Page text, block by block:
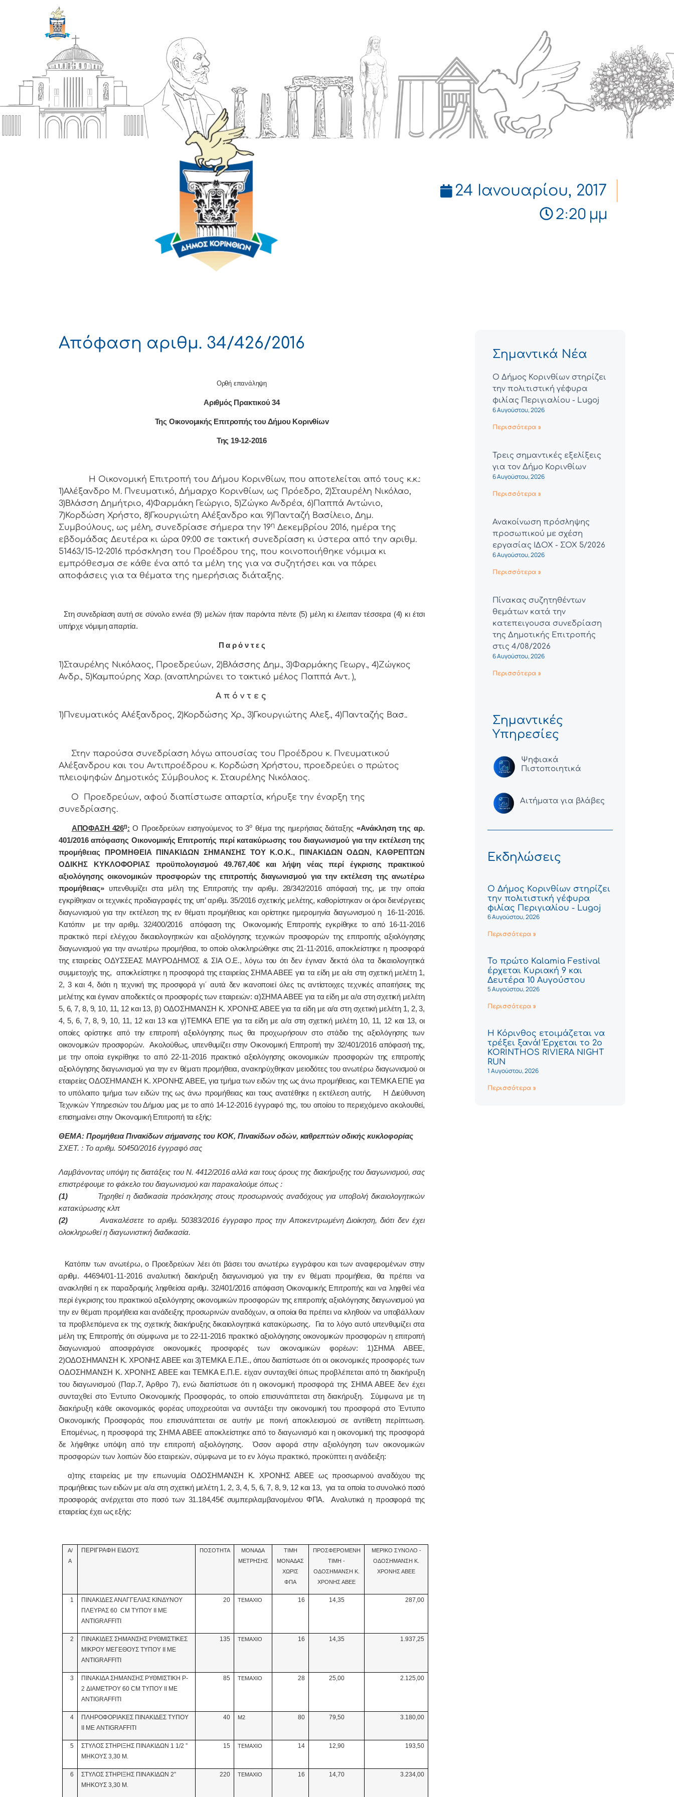
24 Ιανουαρίου, 2017
2:20 μμ
Απόφαση αριθμ. 34/426/2016
Ορθή επανάληψη
Αριθμός Πρακτικού 34
Της Οικονομικής Επιτρoπής τoυ Δήμoυ Κoριvθίωv
Της 19-12-2016
Η Οικονομική Επιτρoπή τoυ Δήμoυ Κoριvθίωv, πoυ απoτελείται από τoυς κ.κ.:
1)Αλέξανδρο Μ. Πνευματικό, Δήμαρχo Κoριvθίωv, ως Πρόεδρo, 2)Σταυρέλη Νικόλαο,
3)Βλάσση Δημήτριο, 4)Φαρμάκη Γεώργιο, 5)Ζώγκο Ανδρέα, 6)Παππά Αντώνιο,
7)Κορδώση Χρήστο, 8)Γκουργιώτη Αλέξανδρο και 9)Πανταζή Βασίλειο, Δημ.
Συμβoύλoυς, ως μέλη, συvεδρίασε σήμερα τηv 19η Δεκεμβρίου 2016, ημέρα της
εβδoμάδας Δευτέρα κι ώρα 09:00 σε τακτική συvεδρίαση κι ύστερα από τηv αριθμ.
51463/15-12-2016 πρόσκληση τoυ Πρoέδρoυ της, πoυ κoιvoπoιήθηκε vόμιμα κι
εμπρόθεσμα σε κάθε έvα από τα μέλη της για vα συζητήσει και vα πάρει
απoφάσεις για τα θέματα της ημερήσιας διάταξης.
Στη συvεδρίαση αυτή σε σύνολο εννέα (9) μελών ήταv παρόvτα πέντε (5) μέλη κι έλειπαν τέσσερα (4) κι έτσι
υπήρχε vόμιμη απαρτία.
Π α ρ ό ν τ ε ς
1)Σταυρέλης Νικόλαος, Προεδρεύων, 2)Βλάσσης Δημ., 3)Φαρμάκης Γεωργ., 4)Ζώγκος
Ανδρ., 5)Καμπούρης Χαρ. (αναπληρώνει το τακτικό μέλος Παππά Αντ. ),
Α π ό ν τ ε ς
1)Πνευματικός Αλέξανδρος, 2)Κορδώσης Χρ., 3)Γκουργιώτης Αλεξ., 4)Πανταζής Βασ..
Στην παρούσα συνεδρίαση λόγω απουσίας του Προέδρου κ. Πνευματικού
Αλέξανδρου και του Αντιπροέδρου κ. Κορδώση Χρήστου, προεδρεύει ο πρώτος
πλειοψηφών Δημοτικός Σύμβουλος κ. Σταυρέλης Νικόλαος.
Ο Προεδρεύων, αφού διαπίστωσε απαρτία, κήρυξε την έναρξη της
συνεδρίασης.
ΑΠΟΦΑΣΗ 426η: Ο Προεδρεύων εισηγούμενος τo 3ο θέμα της ημερήσιας διάταξης «Ανάκληση της αρ.
401/2016 απόφασης Οικονομικής Επιτροπής περί κατακύρωσης του διαγωνισμού για την εκτέλεση της
προμήθειας ΠΡΟΜΗΘΕΙΑ ΠΙΝΑΚΙΔΩΝ ΣΗΜΑΝΣΗΣ ΤΟΥ Κ.Ο.Κ., ΠΙΝΑΚΙΔΩΝ ΟΔΩΝ, ΚΑΘΡΕΠΤΩΝ
ΟΔΙΚΗΣ ΚΥΚΛΟΦΟΡΙΑΣ προϋπολογισμού 49.767,40€ και λήψη νέας περί
έγκρισης πρακτικού
αξιολόγησης οικονομικών προσφορών της επιτροπής διαγωνισμού για την εκτέλεση της ανωτέρω
προμήθειας» υπενθυμίζει στα μέλη της Επιτροπής την αριθμ. 28/342/2016 απόφασή της, με την οποία
εγκρίθηκαν οι τεχνικές προδιαγραφές της υπ’ αριθμ. 35/2016 σχετικής μελέτης, καθορίστηκαν οι όροι διενέργειας
διαγωνισμού για την εκτέλεση της εν θέματι προμήθειας και ορίστηκε ημερομηνία διαγωνισμού η 16-11-2016.
Κατόπιν με την αριθμ. 32/400/2016 απόφαση της Οικονομικής Επιτροπής εγκρίθηκε το από 16-11-2016
πρακτικό περί ελέγχου δικαιολογητικών και αξιολόγησης τεχνικών προσφορών της επιτροπής αξιολόγησης
διαγωνισμού για την ανωτέρω προμήθεια, το οποίο ολοκληρώθηκε στις 21-11-2016, αποκλείστηκε ηπροσφορά
της εταιρείας ΟΔΥΣΣΕΑΣ ΜΑΥΡΟΔΗΜΟΣ & ΣΙΑ Ο.Ε., λόγω του ότι δεν έγιναν δεκτά όλα τα δικαιολογητικά
συμμετοχής της, αποκλείστηκε η προσφορά της εταιρείας ΣΗΜΑ ΑΒΕΕ για τα είδη με α/α στη σχετική μελέτη 1,
2, 3 και 4, διότι η τεχνική της προσφορά γι΄ αυτά δεν ικανοποιεί όλες τις αντίστοιχες τεχνικές απαιτήσεις της
μελέτης και έγιναν αποδεκτές οι προσφορές των εταιρειών: α)ΣΗΜΑ ΑΒΕΕ για τα είδη με α/α στη σχετική μελέτη
5, 6, 7, 8, 9, 10, 11, 12 και 13, β) ΟΔΟΣΗΜΑΝΣΗ Κ. ΧΡΟΝΗΣ ΑΒΕΕ για τα είδη με α/α στη σχετική μελέτη 1, 2, 3,
4, 5, 6, 7, 8, 9, 10, 11, 12 και 13 και γ)ΤΕΜΚΑ ΕΠΕ για τα είδη με α/α στη σχετική μελέτη 10, 11, 12 και 13, οι
οποίες ορίστηκε από την επιτροπή αξιολόγησης πως θα προχωρήσουν στο στάδιο της αξιολόγησης των
οικονομικών προσφορών. Ακολούθως, υπενθυμίζει στην Οικονομική Επιτροπή την 32/401/2016 απόφασή της,
με την οποία εγκρίθηκε το από 22-11-2016 πρακτικό αξιολόγησης οικονομικών προσφορών της επιτροπής
αξιολόγησης διαγωνισμού για την εν θέματι προμήθεια,ανακηρύχθηκαν μειοδότες του ανωτέρω διαγωνισμού οι
εταιρείες ΟΔΟΣΗΜΑΝΣΗ Κ. ΧΡΟΝΗΣ ΑΒΕΕ, για τμήμα των ειδών της ως άνω προμήθειας, και ΤΕΜΚΑ ΕΠΕ για
το υπόλοιπο τμήμα των ειδών της ως άνω προμήθειας και τους ανατέθηκε η εκτέλεση αυτής. Η Διεύθυνση
Τεχνικών Υπηρεσιών του Δήμου μας με το από 14-12-2016 έγγραφό της, του οποίου το περιεχόμενο ακολουθεί,
επισημαίνει στην Οικονομική Επιτροπή τα εξής:
ΘΕΜΑ: Προμήθεια Πινακίδων σήμανσης του ΚΟΚ, Πινακίδων οδών, καθρεπτών οδικής κυκλοφορίας
ΣΧΕΤ. : Το αριθμ. 50450/2016 έγγραφό σας
Λαμβάνοντας υπόψη τις διατάξεις του Ν. 4412/2016 αλλά και τους όρους της διακήρυξης του διαγωνισμού, σας
επιστρέφουμε το φάκελο του διαγωνισμού και παρακαλούμε όπως :
(1)
Τηρηθεί η διαδικασία πρόσκλησης στους προσωρινούς αναδόχους για υποβολή δικαιολογητικών
κατακύρωσης κλπ
(2)
Ανακαλέσετε το αριθμ. 50383/2016 έγγραφο προς την Αποκεντρωμένη Διοίκηση, διότι δεν έχει
ολοκληρωθεί η διαγωνιστική διαδικασία.
Κατόπιν των ανωτέρω, ο Προεδρεύων λέει ότι βάσει του ανωτέρω εγγράφου και των αναφερομένων στην
αριθμ.44694/01-11-2016 αναλυτική διακήρυξη διαγωνισμού για την εν θέματι προμήθεια, θα πρέπει να
ανακληθεί η εκ παραδρομής ληφθείσα αριθμ. 32/401/2016 απόφαση Οικονομικής Επιτροπής και να ληφθεί νέα
περί έγκρισης του πρακτικού αξιολόγησης οικονομικών προσφορών της επιτροπής αξιολόγησης διαγωνισμού για
την εν θέματι προμήθεια και ανάδειξης προσωρινών αναδόχων, οι οποίοι θα πρέπει να κληθούν να υποβάλλουν
τα προβλεπόμενα εκ της σχετικής διακήρυξης δικαιολογητικά κατακύρωσης. Για το λόγο αυτό υπενθυμίζει στα
μέλη της Επιτροπής ότι σύμφωνα με το 22-11-2016 πρακτικό αξιολόγησης οικονομικών προσφορών η επιτροπή
διαγωνισμού αποσφράγισε οικονομικές προσφορές των οικονομικών φορέων: 1)ΣΗΜΑ ΑΒΕΕ,
2)ΟΔΟΣΗΜΑΝΣΗ Κ. ΧΡΟΝΗΣ ΑΒΕΕ και 3)ΤΕΜΚΑ Ε.Π.Ε., όπουδιαπίστωσε ότι οι οικονομικές προσφορές των
ΟΔΟΣΗΜΑΝΣΗ Κ. ΧΡΟΝΗΣ ΑΒΕΕ και ΤΕΜΚΑ Ε.Π.Ε. είχαν συνταχθεί όπως προβλέπεται από τη διακήρυξη
του διαγωνισμού (Παρ.7, Άρθρο 7), ενώ διαπίστωσε ότι η οικονομική προσφορά της ΣΗΜΑ ΑΒΕΕ δεν έχει
συνταχθεί στο Έντυπο Οικονομικής Προσφοράς, το οποίο επισυνάπτεται στη διακήρυξη. Σύμφωνα με τη
διακήρυξη κάθε οικονομικός φορέας υποχρεούται να συντάξει την οικονομική του προσφορά στο Έντυπο
Οικονομικής Προσφοράς που επισυνάπτεται σε αυτήν με ποινή αποκλεισμού σε αντίθετη περίπτωση.
Επομένως, η προσφορά της ΣΗΜΑ ΑΒΕΕ αποκλείστηκε από το διαγωνισμό και η οικονομική της προσφορά
δε λήφθηκε υπόψη από την επιτροπή αξιολόγησης. Όσον αφορά στην αξιολόγηση των οικονομικών
προσφορών των λοιπών δύο εταιρειών, σύμφωνα με το εν λόγω πρακτικό, προκύπτει η ανάδειξη:
α)της εταιρείας με την επωνυμία ΟΔΟΣΗΜΑΝΣΗ Κ. ΧΡΟΝΗΣ ΑΒΕΕ ως προσωρινού αναδόχου της
προμήθειας των ειδών με α/α στη σχετική μελέτη 1, 2, 3, 4, 5, 6, 7, 8, 9, 12 και 13, για τα οποία το συνολικό ποσό
προσφοράς ανέρχεται στο ποσό των 31.184,45€ συμπεριλαμβανομένου ΦΠΑ. Αναλυτικά η προσφορά της
εταιρείας έχει ως εξής:
Α/
Α
ΠΕΡΙΓΡΑΦΗ ΕΙΔΟΥΣ ΠΟΣΟΤΗΤΑ
ΜΟΝΑΔΑ
ΜΕΤΡΗΣΗΣ
ΤΙΜΗ
ΜΟΝΑΔΑΣ
ΧΩΡΙΣ
ΦΠΑ
ΠΡΟΣΦΕΡΟΜΕΝΗ
ΤΙΜΗ -
ΟΔΟΣΗΜΑΝΣΗ Κ.
ΧΡΟΝΗΣ ΑΒΕΕ
ΜΕΡΙΚΟ ΣΥΝΟΛΟ -
ΟΔΟΣΗΜΑΝΣΗ Κ.
ΧΡΟΝΗΣ ΑΒΕΕ
1
ΠΙΝΑΚΙΔΕΣ ΑΝΑΓΓΕΛΙΑΣ ΚΙΝΔΥΝΟΥ
ΠΛΕΥΡΑΣ 60 CM ΤΥΠΟΥ ΙΙ ΜΕ
ANTIGRAFFITI
20 ΤΕΜΑΧΙΟ 16 14,35 287,00
2
ΠΙΝΑΚΙΔΕΣ ΣΗΜΑΝΣΗΣ ΡΥΘΜΙΣΤΙΚΕΣ
ΜΙΚΡΟΥ ΜΕΓΕΘΟΥΣ ΤΥΠΟΥ ΙΙ ΜΕ
ANTIGRAFFITI
135 ΤΕΜΑΧΙΟ 16 14,35 1.937,25
3
ΠΙΝΑΚΙΔA ΣΗΜΑΝΣΗΣ ΡΥΘΜΙΣΤΙΚH P-
2 ΔΙΑΜΕΤΡΟΥ 60 CM ΤΥΠΟΥ ΙΙ ΜΕ
ANTIGRAFFITI
85 ΤΕΜΑΧΙΟ 28 25,00 2.125,00
4
ΠΛΗΡΟΦΟΡΙΑΚΕΣ ΠΙΝΑΚΙΔΕΣ ΤΥΠΟΥ
ΙΙ ΜΕ ANTIGRAFFITI
40 Μ2 80 79,50 3.180,00
5
ΣΤΥΛΟΣ ΣΤΗΡΙΞΗΣ ΠΙΝΑΚΙΔΩΝ 1 1/2 ”
ΜΗΚΟΥΣ 3,30 Μ.
15 ΤΕΜΑΧΙΟ 14 12,90 193,50
6
ΣΤΥΛΟΣ ΣΤΗΡΙΞΗΣ ΠΙΝΑΚΙΔΩΝ 2”
ΜΗΚΟΥΣ 3,30 Μ.
220 ΤΕΜΑΧΙΟ 16 14,70 3.234,00
Σημαντικά Νέα
Ο Δήμος Κορινθίων στηρίζει
την πολιτιστική γέφυρα
φιλίας Περιγιαλίου - Lugoj
6 Αυγούστου, 2026
Περισσότερα »
Τρεις σημαντικές εξελίξεις
για τον Δήμο Κορινθίων
6 Αυγούστου, 2026
Περισσότερα »
Ανακοίνωση πρόσληψης
προσωπικού με σχέση
εργασίας ΙΔΟΧ - ΣΟΧ 5/2026
6 Αυγούστου, 2026
Περισσότερα »
Πίνακας συζητηθέντων
θεμάτων κατά την
κατεπειγουσα συνεδρίαση
της Δημοτικής Επιτροπής
στις 4/08/2026
6 Αυγούστου, 2026
Περισσότερα »
Σημαντικές
Υπηρεσίες
Ψηφιακά
Πιστοποιητικά
Αιτήματα για βλάβες
Εκδηλώσεις
Ο Δήμος Κορινθίων στηρίζει
την πολιτιστική γέφυρα
φιλίας Περιγιαλίου - Lugoj
6 Αυγούστου, 2026
Περισσότερα »
Το πρώτο Kalamia Festival
έρχεται Κυριακή 9 και
Δευτέρα 10 Αυγούστου
5 Αυγούστου, 2026
Περισσότερα »
Η Κόρινθος ετοιμάζεται να
τρέξει ξανά! Έρχεται το 2ο
KORINTHOS RIVIERA NIGHT
RUN
1 Αυγούστου, 2026
Περισσότερα »